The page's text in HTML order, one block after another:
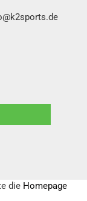
die Homepage